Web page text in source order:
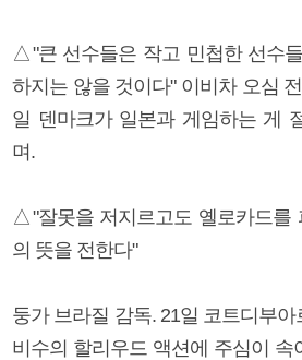
△"큰 선수들은 작고 민첩한 선수
하지는 않을 것이다" 이비차 오심
일 덴마크가 일본과 게임하는 게
며.
△"잘못을 저지르고도 옐로카드를
의 뜻을 전한다"
둥가 브라질 감독. 21일 코트디부
비수의 할리우드 액션에 주심이 속